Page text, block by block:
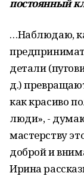
постоянный
…Наблюдаю,
детали
д.)
как красиво
люди», -
мастерству
доброй и
Ирина